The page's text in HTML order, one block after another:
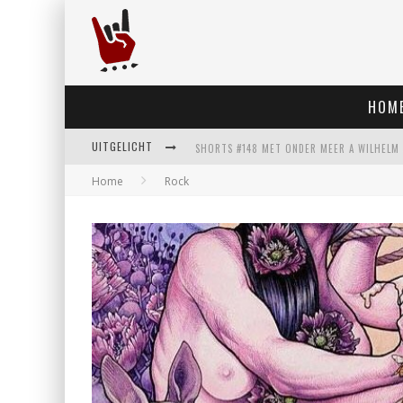
UITGELICHT
Home Rock